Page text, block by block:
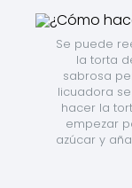
Se puede
la torta
sabrosa
licuadora
hacer la
empezar
azúcar y